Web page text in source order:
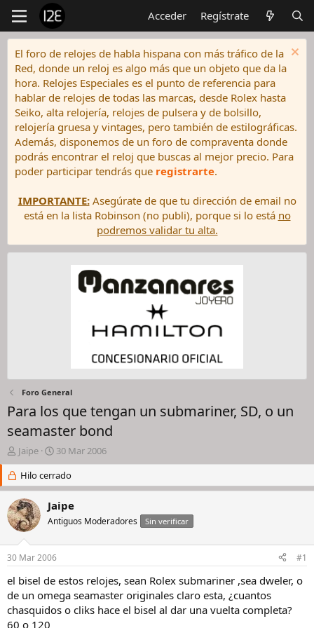
Acceder Regístrate
El foro de relojes de habla hispana con más tráfico de la
Red, donde un reloj es algo más que un objeto que da la
hora. Relojes Especiales es el punto de referencia para
hablar de relojes de todas las marcas, desde Rolex hasta
Seiko, alta relojería, relojes de pulsera y de bolsillo,
relojería gruesa y vintages, pero también de estilográficas.
Además, disponemos de un foro de compraventa donde
podrás encontrar el reloj que buscas al mejor precio. Para
poder participar tendrás que registrarte.
IMPORTANTE:Asegúrate de que tu dirección de email no
está en la lista Robinson (no publi), porque si lo está no
podremos validar tu alta.
Foro General
Para los que tengan un submariner, SD, o un
seamaster bond
I
n
c
i
a
d
o
d
e
l
h
i
Jaipe
F
e
c
h
a
d
e
i
o
30 Mar 2006
Hilo cerrado
Jaipe
Antiguos Moderadores Sin verificar
30 Mar 2006 #1
el bisel de estos relojes, sean Rolex submariner ,sea dweler, o
de un omega seamaster originales claro esta, ¿cuantos
chasquidos o cliks hace el bisel al dar una vuelta completa?
60 o 120